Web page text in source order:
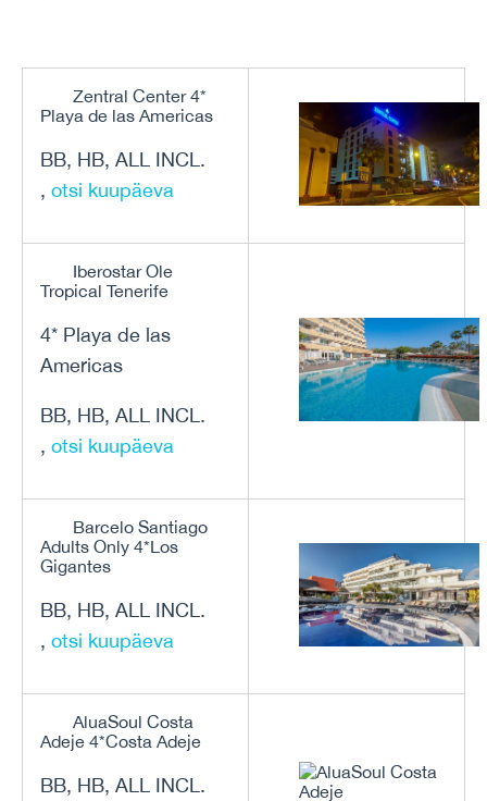
Zentral Center 4*
Playa de las Americas
BB, HB, ALL INCL.
, otsi kuupäeva
Iberostar Ole
Tropical Tenerife
4* Playa de las
Americas
BB, HB, ALL INCL.
, otsi kuupäeva
Barcelo Santiago
Adults Only 4*Los
Gigantes
BB, HB, ALL INCL.
, otsi kuupäeva
AluaSoul Costa
Adeje 4*Costa Adeje
BB, HB, ALL INCL.